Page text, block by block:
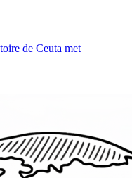
de Ceuta met